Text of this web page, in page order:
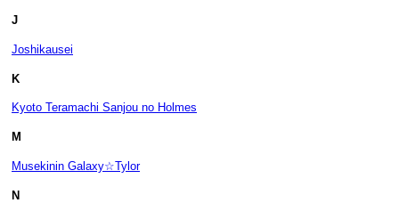
J
Joshikausei
K
Kyoto Teramachi Sanjou no Holmes
M
Musekinin Galaxy☆Tylor
N